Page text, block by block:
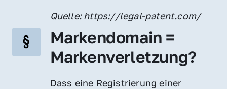
Quelle: https://legal-patent.com/
Markendomain =
Markenverletzung?
Dass eine Registrierung einer